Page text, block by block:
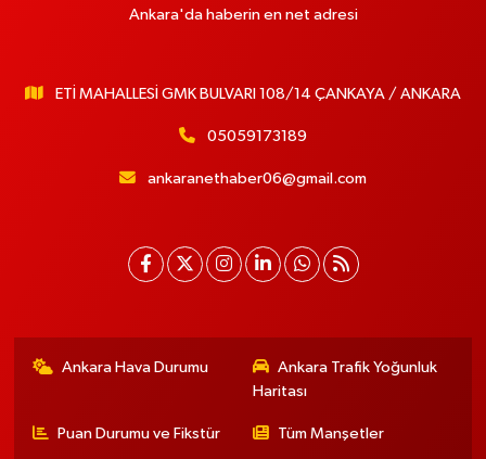
Ankara'da haberin en net adresi
ETİ MAHALLESİ GMK BULVARI 108/14 ÇANKAYA / ANKARA
05059173189
ankaranethaber06@gmail.com
Ankara Hava Durumu
Ankara Trafik Yoğunluk
Haritası
Puan Durumu ve Fikstür Tüm Manşetler